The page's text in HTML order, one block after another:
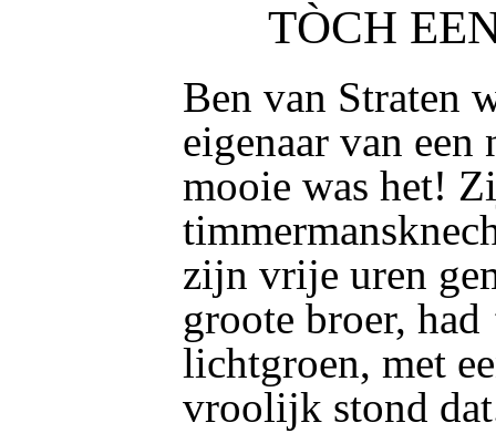
TÒCH
Ben van Straten
eigenaar van
mooie was het!
zijn vrije uren
groote broer, had
lichtgroen, met
vroolijk stond